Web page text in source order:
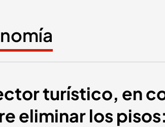
turístico, en
eliminar los